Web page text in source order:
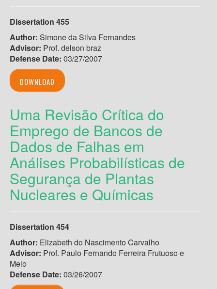
Dissertation 455
Author: Simone da Silva Fernandes
Advisor: Prof. delson braz
Defense Date: 03/27/2007
DOWNLOAD
Uma Revisão Crítica do
Emprego de Bancos de
Dados de Falhas em
Análises Probabilísticas de
Segurança de Plantas
Nucleares e Químicas
Dissertation 454
Author: Elizabeth do Nascimento Carvalho
Advisor: Prof. Paulo Fernando Ferreira Frutuoso e
Melo
Defense Date: 03/26/2007